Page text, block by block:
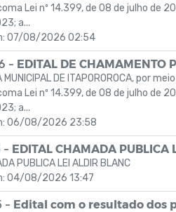
Lei nº 14.399, de 08 de julho de
a...
07/08/2026 02:54
- EDITAL DE CHAMAMENTO
MUNICIPAL DE ITAPOROROCA, por
Lei nº 14.399, de 08 de julho de
a...
06/08/2026 23:58
- EDITAL CHAMADA PUBLICA
PUBLICA LEI ALDIR BLANC
04/08/2026 13:47
- Edital com o resultado dos